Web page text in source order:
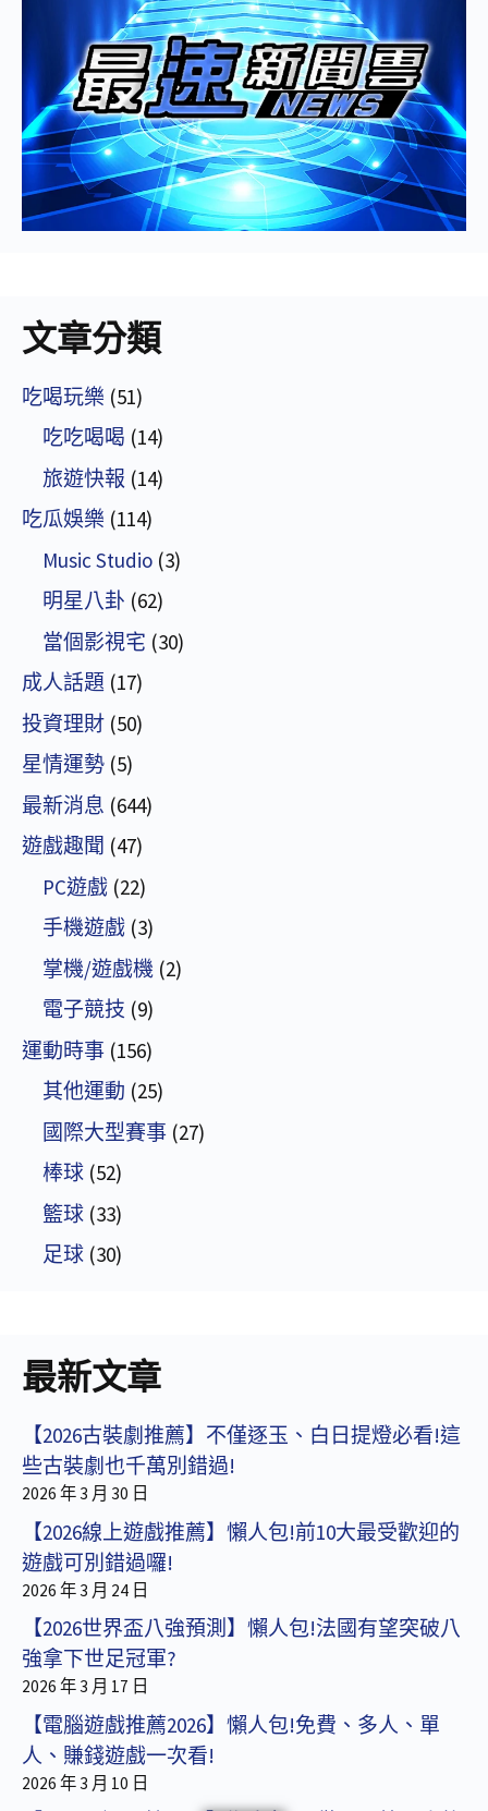
文章分類
吃喝玩樂 (51)
吃吃喝喝 (14)
旅遊快報 (14)
吃瓜娛樂 (114)
Music Studio (3)
明星八卦 (62)
當個影視宅 (30)
成人話題 (17)
投資理財 (50)
星情運勢 (5)
最新消息 (644)
遊戲趣聞 (47)
PC遊戲 (22)
手機遊戲 (3)
掌機/遊戲機 (2)
電子競技 (9)
運動時事 (156)
其他運動 (25)
國際大型賽事 (27)
棒球 (52)
籃球 (33)
足球 (30)
最新文章
【2026古裝劇推薦】不僅逐玉、白日提燈必看!這
些古裝劇也千萬別錯過!
2026 年 3 月 30 日
【2026線上遊戲推薦】懶人包!前10大最受歡迎的
遊戲可別錯過囉!
2026 年 3 月 24 日
【2026世界盃八強預測】懶人包!法國有望突破八
強拿下世足冠軍?
2026 年 3 月 17 日
【電腦遊戲推薦2026】懶人包!免費、多人、單
人、賺錢遊戲一次看!
2026 年 3 月 10 日